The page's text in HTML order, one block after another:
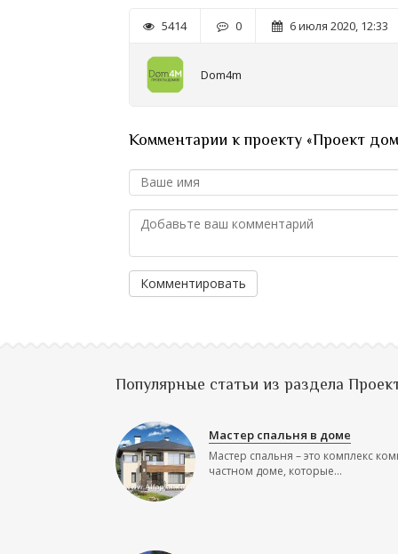
5414 0 6 июля 2020, 12:33
Dom4m
Комментарии к проекту «Проект
Комментировать
Популярные статьи из раздела
Мастер спальня в доме
Мастер спальня – это комплекс
частном доме, которые...